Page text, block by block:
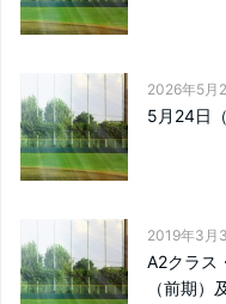
2026年5月
5月24日
2019年3月
A2クラス
（前期）